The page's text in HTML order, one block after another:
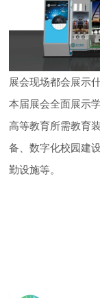
展会现场都会展示
本届展会全面展示
高等教育所需教育
备、数字化校园建
勤设施等。